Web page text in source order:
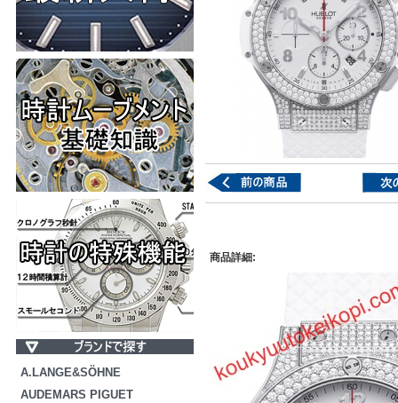
A.LANGE&SÖHNE
AUDEMARS PIGUET
商品詳細: